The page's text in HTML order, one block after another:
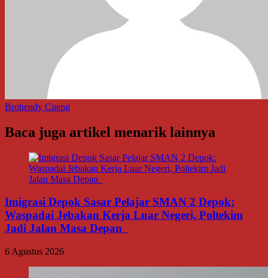
Brohendy Cueng
Baca juga artikel menarik lainnya
Imigrasi Depok Sasar Pelajar SMAN 2 Depok:
Waspadai Jebakan Kerja Luar Negeri, Poltekim
Jadi Jalan Masa Depan
6 Agustus 2026